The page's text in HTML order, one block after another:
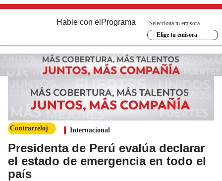
Hable con el Programa
Selecciona tu emisora
Elige tu emisora
Contrarreloj Internacional
Presidenta de Perú evalúa declarar
el estado de emergencia en todo el
país